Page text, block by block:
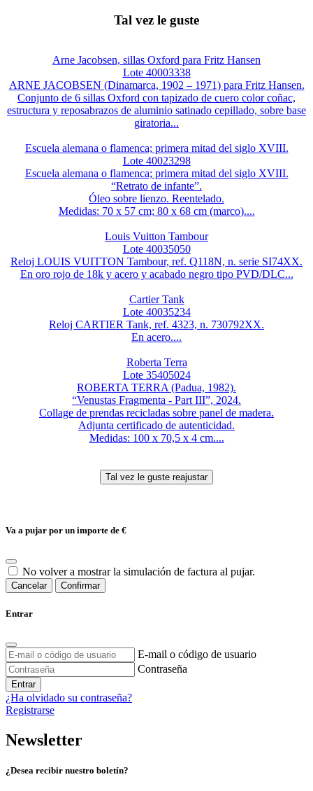
Tal vez le guste
Arne Jacobsen, sillas Oxford para Fritz Hansen
Lote 40003338
ARNE JACOBSEN (Dinamarca, 1902 – 1971) para Fritz Hansen.
Conjunto de 6 sillas Oxford con tapizado de cuero color coñac,
estructura y reposabrazos de aluminio satinado cepillado, sobre base
giratoria...
Escuela alemana o flamenca; primera mitad del siglo XVIII.
Lote 40023298
Escuela alemana o flamenca; primera mitad del siglo XVIII.
“Retrato de infante”.
Óleo sobre lienzo. Reentelado.
Medidas: 70 x 57 cm; 80 x 68 cm (marco)....
Louis Vuitton Tambour
Lote 40035050
Reloj LOUIS VUITTON Tambour, ref. Q118N, n. serie SI74XX.
En oro rojo de 18k y acero y acabado negro tipo PVD/DLC...
Cartier Tank
Lote 40035234
Reloj CARTIER Tank, ref. 4323, n. 730792XX.
En acero....
Roberta Terra
Lote 35405024
ROBERTA TERRA (Padua, 1982).
“Venustas Fragmenta - Part III”, 2024.
Collage de prendas recicladas sobre panel de madera.
Adjunta certificado de autenticidad.
Medidas: 100 x 70,5 x 4 cm....
Va a pujar por un importe de €
No volver a mostrar la simulación de factura al pujar.
Cancelar Confirmar
Entrar
E-mail o código de usuario
Contraseña
Entrar
¿Ha olvidado su contraseña?
Registrarse
Newsletter
¿Desea recibir nuestro boletín?